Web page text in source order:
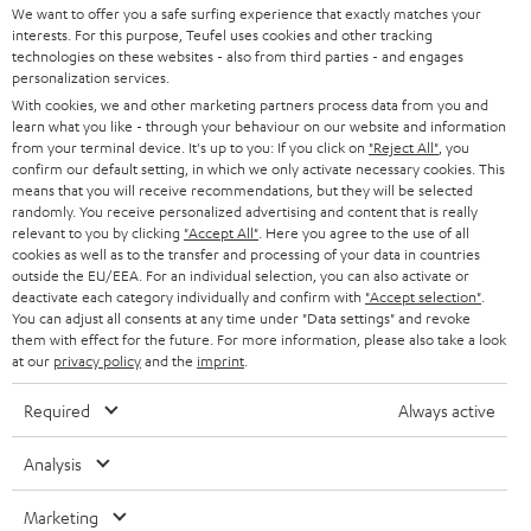
l
d
u
n
g
HEIMKINO-KOMPLETTANLAGEN
SOUNDBARS
STEREO
SMART HOME
BLUETOOTH-LAUTSPRECHER
KOPFHÖRER
BLUETOOTH-KOPFHÖRER
LAUTSPRECHER
ULTIMA-SERIE
SUPPORT
PRESSE & MARKETING
GESCHÄFTSKUNDEN
PARTNERPROGRAMM
BLOG
NEWSLETTER
STORES
DEINE VORTEILE BEI TEUFEL
TEUFEL STORY
Teufel Onlineshops
DEUTSCHLAND
ÖSTERREICH
SCHWEIZ
NIEDERLANDE
BELGIEN
POLEN
We want to offer you a safe surfing experience that exactly matches your
interests. For this purpose, Teufel uses cookies and other tracking
technologies on these websites - also from third parties - and engages
personalization services.
With cookies, we and other marketing partners process data from you and
learn what you like - through your behaviour on our website and information
from your terminal device. It's up to you: If you click on "Reject All" , you
confirm our default setting, in which we only activate necessary cookies. This
means that you will receive recommendations, but they will be selected
randomly. You receive personalized advertising and content that is really
relevant to you by clicking "Accept All" . Here you agree to the use of all
cookies as well as to the transfer and processing of your data in countries
outside the EU/EEA. For an individual selection, you can also activate or
deactivate each category individually and confirm with "Accept selection"
You can adjust all consents at any time under "Data settings" and revoke
them with effect for the future. For more information, please also take a look
at our privacy policyand the imprint
Required Always active
Analysis
Marketing